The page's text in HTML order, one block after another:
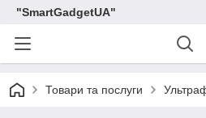
"SmartGadgetUA"
Товари та послуги